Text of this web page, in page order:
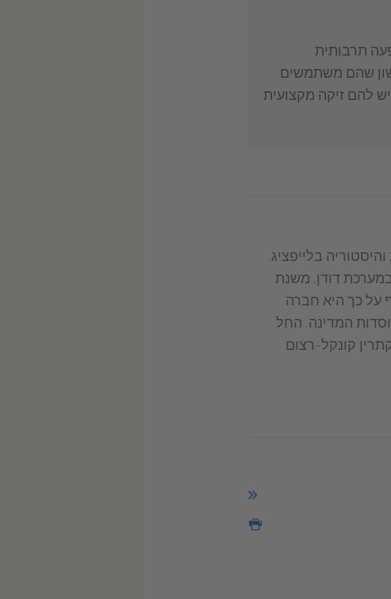
תרבותית
שהם משתמשים
להם זיקה מקצועית
גרמנית והיסטוריה בלייפציג.
גרמנית. משנת 1997 היא חברה במערכת דודן. משנת
על כך היא חברה
המדינה. החל
קתרין קונקל-רצום